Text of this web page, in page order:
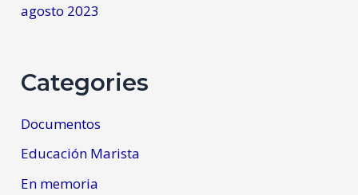
agosto 2023
Categories
Documentos
Educación Marista
En memoria